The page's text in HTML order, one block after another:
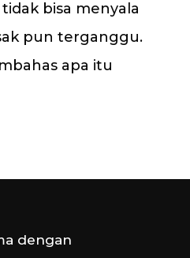
bisa menyala
pun terganggu.
apa itu
dengan